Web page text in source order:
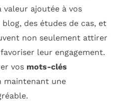
ajoutée à vos
des études de cas, et
non seulement attirer
leur engagement.
vos mots-clés
maintenant une